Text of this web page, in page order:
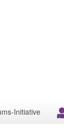
Initiative